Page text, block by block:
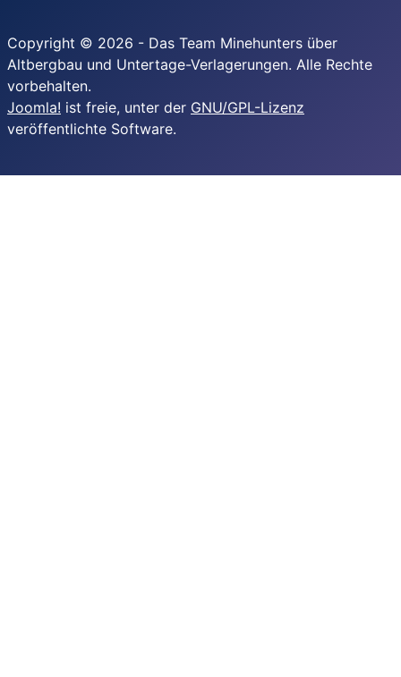
Copyright © 2026 - Das Team Minehunters über
Altbergbau und Untertage-Verlagerungen. Alle Rechte
vorbehalten.
Joomla! ist freie, unter der GNU/GPL-Lizenz
veröffentlichte Software.